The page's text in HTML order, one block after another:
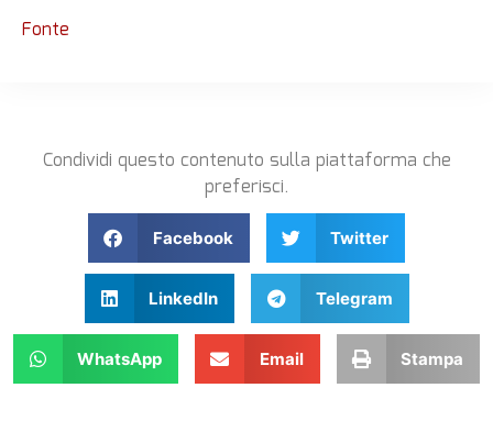
Fonte
Condividi questo contenuto sulla piattaforma che
preferisci.
Facebook Twitter
LinkedIn Telegram
WhatsApp Email Stampa